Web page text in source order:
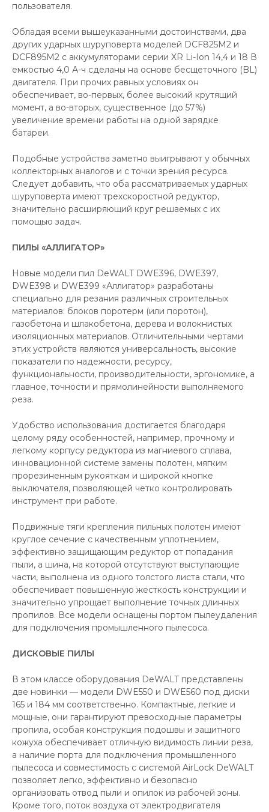
пользователя.
Обладая всеми вышеуказанными достоинствами, два
других ударных шуруповерта моделей DCF825M2 и
DCF895M2 с аккумуляторами серии XR Li-Ion 14,4 и 18 В
емкостью 4,0 А-ч сделаны на основе бесщеточного (BL)
двигателя. При прочих равных условиях он
обеспечивает, во-первых, более высокий крутящий
момент, а во-вторых, существенное (до 57%)
увеличение времени работы на одной зарядке
батареи.
Подобные устройства заметно выигрывают у обычных
коллекторных аналогов и с точки зрения ресурса.
Следует добавить, что оба рассматриваемых ударных
шуруповерта имеют трехскоростной редуктор,
значительно расширяющий круг решаемых с их
помощью задач.
ПИЛЫ «АЛЛИГАТОР»
Новые модели пил DeWALT DWE396, DWE397,
DWE398 и DWE399 «Аллигатор» разработаны
специально для резания различных строительных
материалов: блоков поротерм (или поротон),
газобетона и шлакобетона, дерева и волокнистых
изоляционных материалов. Отличительными чертами
этих устройств являются универсальность, высокие
показатели по надежности, ресурсу,
функциональности, производительности, эргономике, а
главное, точности и прямолинейности выполняемого
реза.
Удобство использования достигается благодаря
целому ряду особенностей, например, прочному и
легкому корпусу редуктора из магниевого сплава,
инновационной системе замены полотен, мягким
прорезиненным рукояткам и широкой кнопке
выключателя, позволяющей четко контролировать
инструмент при работе.
Подвижные тяги крепления пильных полотен имеют
круглое сечение с качественным уплотнением,
эффективно защищающим редуктор от попадания
пыли, а шина, на которой отсутствуют выступающие
части, выполнена из одного толстого листа стали, что
обеспечивает повышенную жесткость конструкции и
значительно упрощает выполнение точных длинных
пропилов. Все модели оснащены портом пылеудаления
для подключения промышленного пылесоса.
ДИСКОВЫЕ ПИЛЫ
В этом классе оборудования DeWALT представлены
две новинки — модели DWE550 и DWE560 под диски
165 и 184 мм соответственно. Компактные, легкие и
мощные, они гарантируют превосходные параметры
пропила, особая конструкция подошвы и защитного
кожуха обеспечивает отличную видимость линии реза,
а наличие порта для подключения промышленного
пылесоса и совместимость с системой AirLock DeWALT
позволяет легко, эффективно и безопасно
организовать отвод пыли и опилок из рабочей зоны.
Кроме того, поток воздуха от электродвигателя